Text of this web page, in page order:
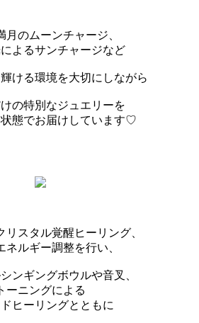
月のムーンチャージ、
よるサンチャージなど
ける環境を大切にしながら
の特別なジュエリーを
態でお届けしています♡
リスタル覚醒ヒーリング、
ネルギー調整を行い、
ンギングボウルや音叉、
トーニングによる
ヒーリングとともに